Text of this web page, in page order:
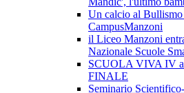
Un calcio al
CampusManzoni
il Liceo Manzoni
Nazionale Scuole
SCUOLA VIVA IV
FINALE
Seminario